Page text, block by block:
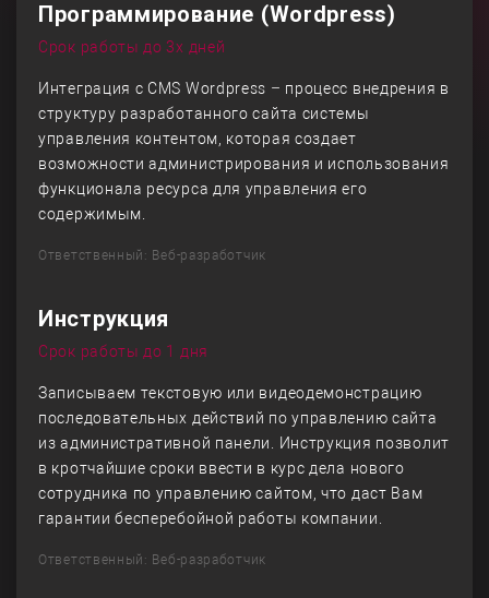
Программирование (Wordpress)
Срок работы до 3х дней
Интеграция с CMS Wordpress – процесс внедрения в
структуру разработанного сайта системы
управления контентом, которая создает
возможности администрирования и использования
функционала ресурса для управления его
содержимым.
Ответственный: Веб-разработчик
Инструкция
Срок работы до 1 дня
Записываем текстовую или видеодемонстрацию
последовательных действий по управлению сайта
из административной панели. Инструкция позволит
в кротчайшие сроки ввести в курс дела нового
сотрудника по управлению сайтом, что даст Вам
гарантии бесперебойной работы компании.
Ответственный: Веб-разработчик